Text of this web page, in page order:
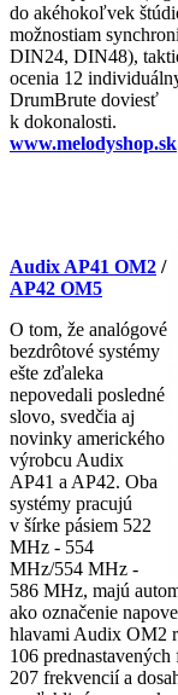
do akéhokoľvek
možnostiam
DIN24, DIN48),
ocenia 12
DrumBrute doviesť
k dokonalosti.
www.melodyshop.sk
Audix AP41 OM2 /
AP42 OM5
O tom, že analógové
bezdrôtové systémy
ešte zďaleka
nepovedali posledné
slovo, svedčia aj
novinky amerického
výrobcu Audix
AP41 a AP42. Oba
systémy pracujú
v šírke pásiem 522
MHz - 554
MHz/554 MHz -
586 MHz, majú
ako označenie
hlavami Audix OM2
106
207 frekvencií a